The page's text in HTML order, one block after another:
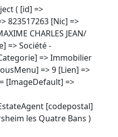
( [id] =>
823517263 [Nic] =>
CHARLES JEAN/
=> Société -
=> Immobilier
=> 9 [Lien] =>
[ImageDefault] =>
[codepostal]
les Quatre Bans )